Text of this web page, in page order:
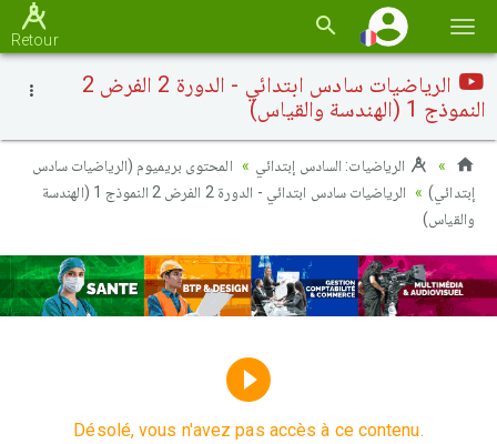
la
Retour
الرياضيات سادس ابتدائي - الدورة 2 الفرض 2
النموذج 1 (الهندسة والقياس)
الرياضيات: السادس إبتدائي
المحتوى بريميوم (الرياضيات سادس
إبتدائي)
الرياضيات سادس ابتدائي - الدورة 2 الفرض 2 النموذج 1 (الهندسة
والقياس)
Désolé, vous n'avez pas accès à ce contenu.